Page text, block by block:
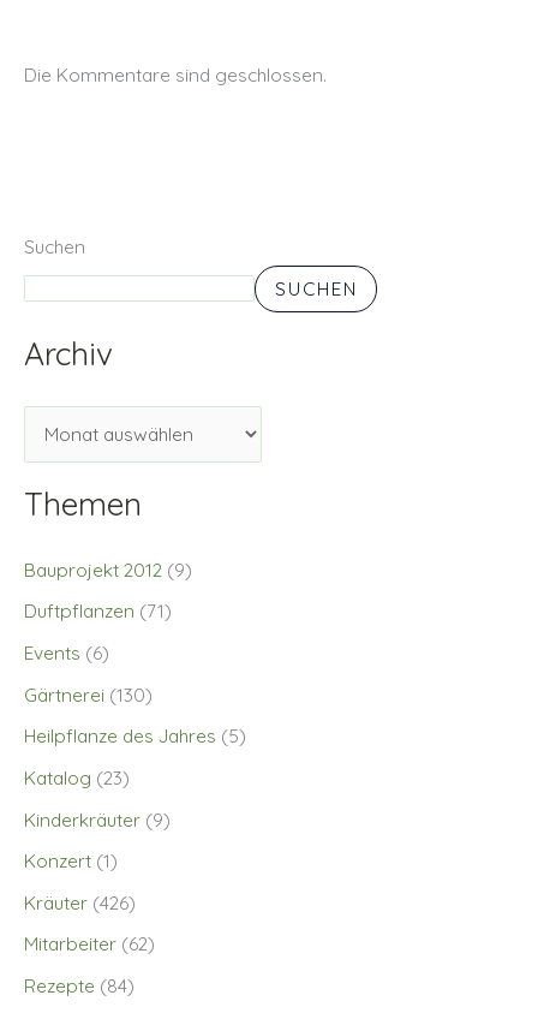
Die Kommentare sind geschlossen.
Suchen
SUCHEN
Archiv
Themen
Bauprojekt 2012 (9)
Duftpflanzen (71)
Events (6)
Gärtnerei (130)
Heilpflanze des Jahres (5)
Katalog (23)
Kinderkräuter (9)
Konzert (1)
Kräuter (426)
Mitarbeiter (62)
Rezepte (84)